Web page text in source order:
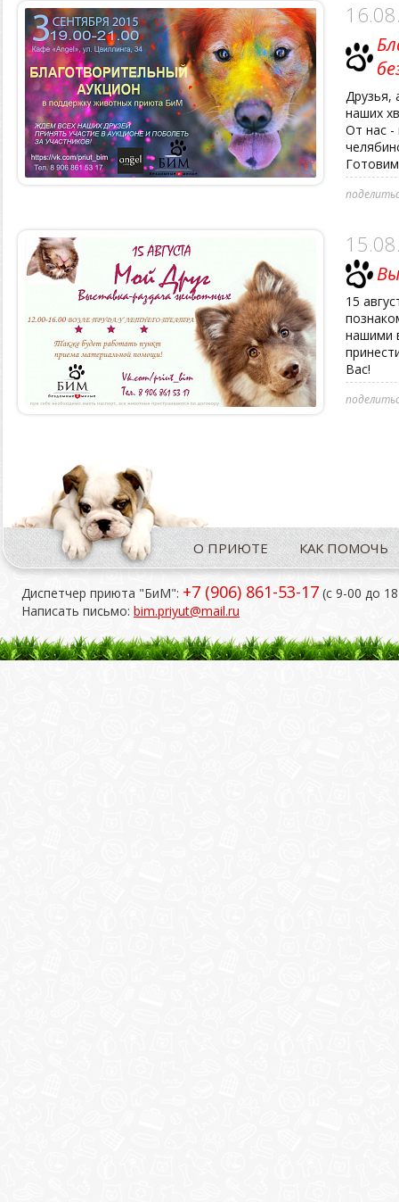
Друзья,
наших
От нас -
15
нашими
Вас!
О ПРИЮТЕ КАК ПОМОЧЬ
Диспетчер приюта "БиМ": +7 (906) 861-53-17 (с 9-00 до
Написать письмо: bim.priyut@mail.ru